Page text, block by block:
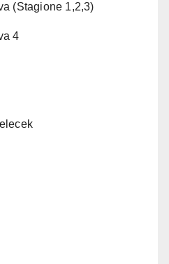
(Stagione 1,2,3)
4